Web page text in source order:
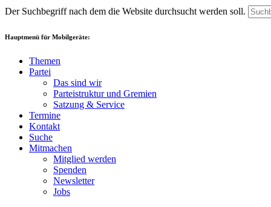
Der Suchbegriff nach dem die Website durchsucht werden soll.
Hauptmenü für Mobilgeräte:
Themen
Partei
Das sind wir
Parteistruktur und Gremien
Satzung & Service
Termine
Kontakt
Suche
Mitmachen
Mitglied werden
Spenden
Newsletter
Jobs